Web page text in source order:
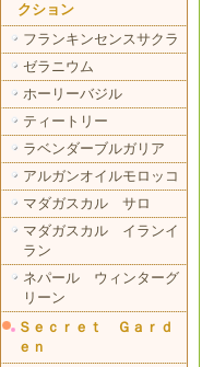
クション
フランキンセンスサクラ
ゼラニウム
ホーリーバジル
ティートリー
ラベンダーブルガリア
アルガンオイルモロッコ
マダガスカル サロ
マダガスカル イランイ
ラン
ネパール ウィンターグ
リーン
Ｓｅｃｒｅｔ Ｇａｒｄ
ｅｎ